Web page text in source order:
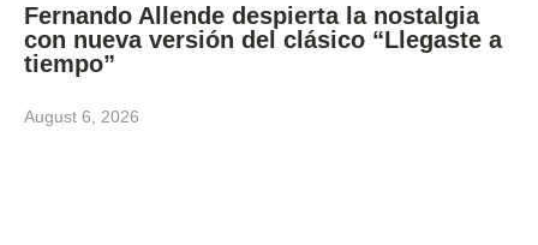
Fernando Allende despierta la nostalgia
con nueva versión del clásico “Llegaste a
tiempo”
August 6, 2026